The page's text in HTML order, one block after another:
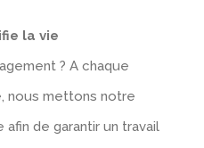
la vie
? A chaque
nous mettons notre
de garantir un travail